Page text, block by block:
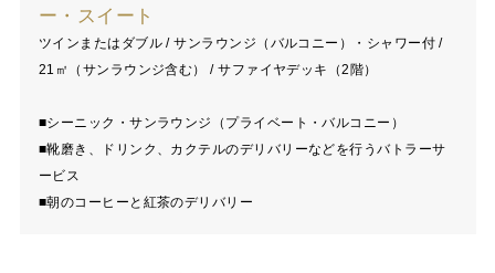
ー・スイート
ツインまたはダブル / サンラウンジ（バルコニー）・シャワー付 /
21㎡（サンラウンジ含む） / サファイヤデッキ（2階）
■シーニック・サンラウンジ（プライベート・バルコニー）
■靴磨き、ドリンク、カクテルのデリバリーなどを行うバトラーサ
ービス
■朝のコーヒーと紅茶のデリバリー